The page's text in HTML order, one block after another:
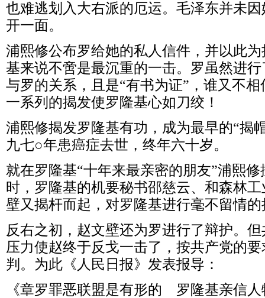
也难逃划入大右派的厄运。毛泽东并未
开一面。
浦熙修公布罗给她的私人信件，并以此
基来说不啻是最沉重的一击。罗虽然进
与罗的关系，且是“有书为证”，谁又不
一系列的揭发使罗隆基心如刀绞！
浦熙修揭发罗隆基有功，成为最早的“揭
九七○年患癌症去世，终年六十岁。
就在罗隆基“十年来最亲密的朋友”浦熙
时，罗隆基的机要秘书邵慈云、和森林
壁又揭杆而起，对罗隆基进行毫不留情
反右之初，赵文壁还为罗进行了辩护。
压力使赵终于反戈一击了，按共产党的
判。为此《人民日报》发表报导：
《章罗罪恶联盟是有形的 罗隆基亲信